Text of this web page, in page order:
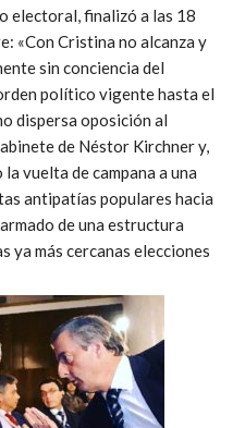
electoral, finalizó a las 18
«Con Cristina no alcanza y
sin conciencia del
político vigente hasta el
dispersa oposición al
de Néstor Kirchner y,
vuelta de campana a una
antipatías populares hacia
de una estructura
ya más cercanas elecciones